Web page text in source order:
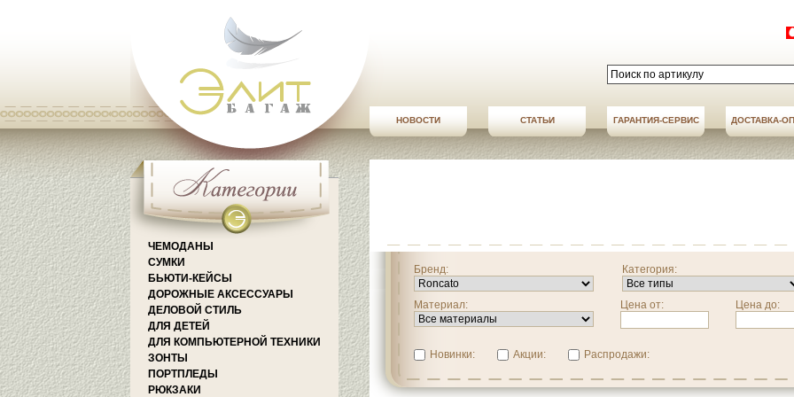
АКЦИИ НОВОСТИ ДОСТАВКА-
НОВОСТИ СТАТЬИ ГАРАНТИЯ-СЕРВИС ДОСТАВКА-
ЧЕМОДАНЫ
СУМКИ
БЬЮТИ-КЕЙСЫ
ДОРОЖНЫЕ АКСЕССУАРЫ
ДЕЛОВОЙ СТИЛЬ
ДЛЯ ДЕТЕЙ
ДЛЯ КОМПЬЮТЕРНОЙ ТЕХНИКИ
ЗОНТЫ
ПОРТПЛЕДЫ
РЮКЗАКИ
Бренд: Категория:
Материал: Цена от: Цена до:
Новинки: Акции: Распродажи: